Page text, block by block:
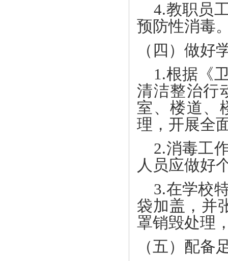
4.教职员
预防性消毒
（四）做好
1.根据《
清洁整治行
室、楼道、
理，开展全
2.消毒工
人员应做好
3.在学校
袋加盖，并
罩销毁处理
（五）配备